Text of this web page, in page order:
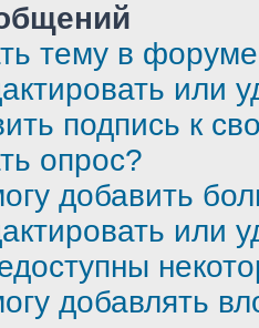
тему в
или
подпись к
опрос?
добавить
или
добавлять